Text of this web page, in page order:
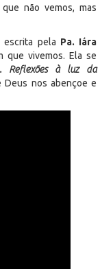
não vemos, mas
escrita pela Pa. Iára
que vivemos. Ela se
Reflexões à luz da
Deus nos abençoe e